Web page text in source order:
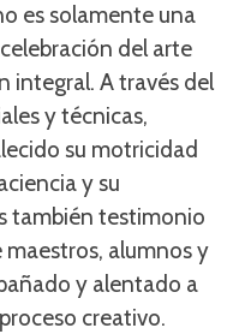
es solamente una
del arte
integral. A través del
y técnicas,
su motricidad
y su
también testimonio
alumnos y
y alentado a
creativo.